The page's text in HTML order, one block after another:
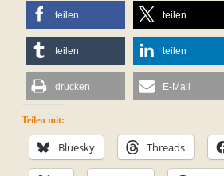
teilen teilen
teilen teilen
drucken E-Mail
Teilen mit:
Bluesky Threads